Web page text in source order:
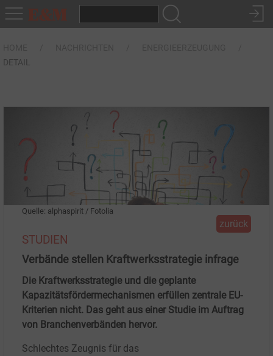
DETAIL
Quelle: alphaspirit / Fotolia
zurück
STUDIEN
Verbände stellen Kraftwerksstrategie infrage
Die Kraftwerksstrategie und die geplante
Kapazitätsfördermechanismen erfüllen zentrale EU-
Kriterien nicht. Das geht aus einer Studie im Auftrag
von Branchenverbänden hervor.
Schlechtes Zeugnis für das